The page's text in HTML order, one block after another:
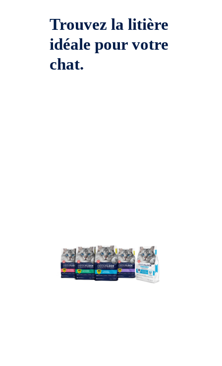
Trouvez la litière
idéale pour votre
chat.